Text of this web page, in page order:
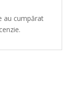
au cumpărat